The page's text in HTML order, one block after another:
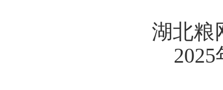
湖北粮
2025